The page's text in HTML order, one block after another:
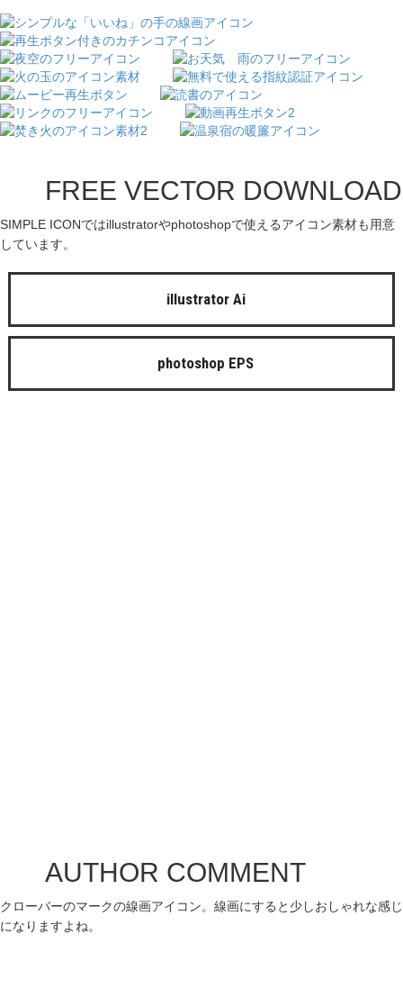
FREE VECTOR DOWNLOAD
SIMPLE ICONではillustratorやphotoshopで使えるアイコン素材も用意
しています。
illustrator Ai
photoshop EPS
AUTHOR COMMENT
クローバーのマークの線画アイコン。線画にすると少しおしゃれな感じ
になりますよね。